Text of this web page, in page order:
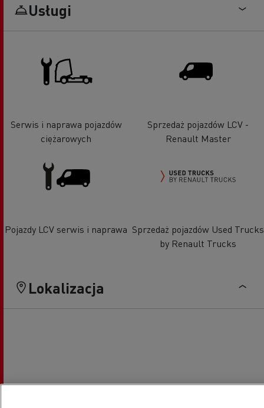
Usługi
Serwis i naprawa pojazdów
ciężarowych
Sprzedaż pojazdów LCV -
Renault Master
Pojazdy LCV serwis i naprawa Sprzedaż pojazdów Used Trucks
by Renault Trucks
Lokalizacja